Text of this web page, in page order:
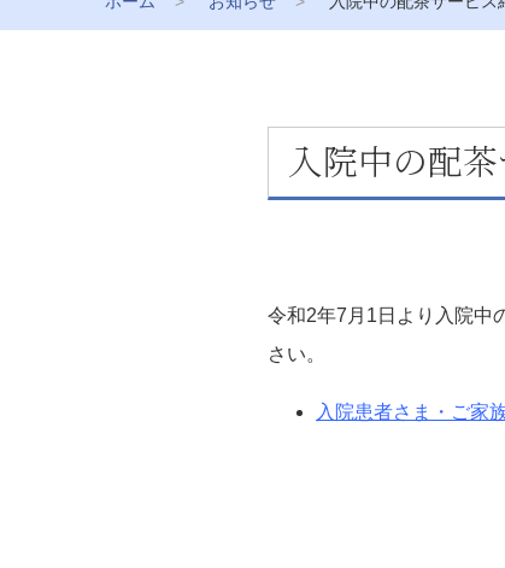
入院中の配
令和2年7月1日より入院中
さい。
入院患者さま・ご家